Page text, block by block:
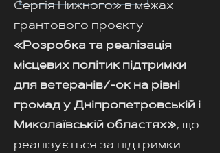
Сергія Нижного» в межах
грантового проєкту
«Розробка та реалізація
місцевих політик підтримки
для ветеранів/-ок на рівні
громад у Дніпропетровській і
Миколаївській областях», що
реалізується за підтримки